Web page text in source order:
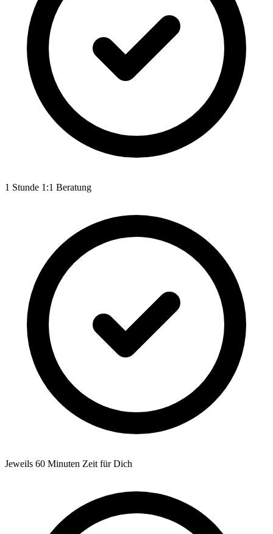
1 Stunde 1:1 Beratung
Jeweils 60 Minuten Zeit für Dich